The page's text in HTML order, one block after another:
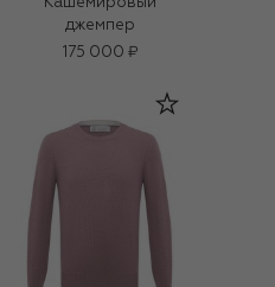
джемпер
175 000 ₽